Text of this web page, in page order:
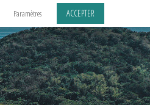
Paramètres ACCEPTER